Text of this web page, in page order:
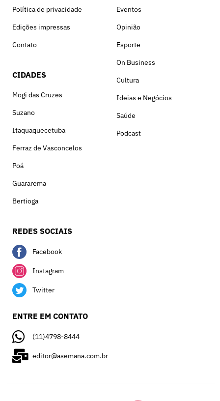
Política de privacidade
Edições impressas
Contato
CIDADES
Mogi das Cruzes
Suzano
Itaquaquecetuba
Ferraz de Vasconcelos
Poá
Guararema
Bertioga
Eventos
Opinião
Esporte
On Business
Cultura
Ideias e Negócios
Saúde
Podcast
REDES SOCIAIS
Facebook
Instagram
Twitter
ENTRE EM CONTATO
(11)4798-8444
editor@asemana.com.br